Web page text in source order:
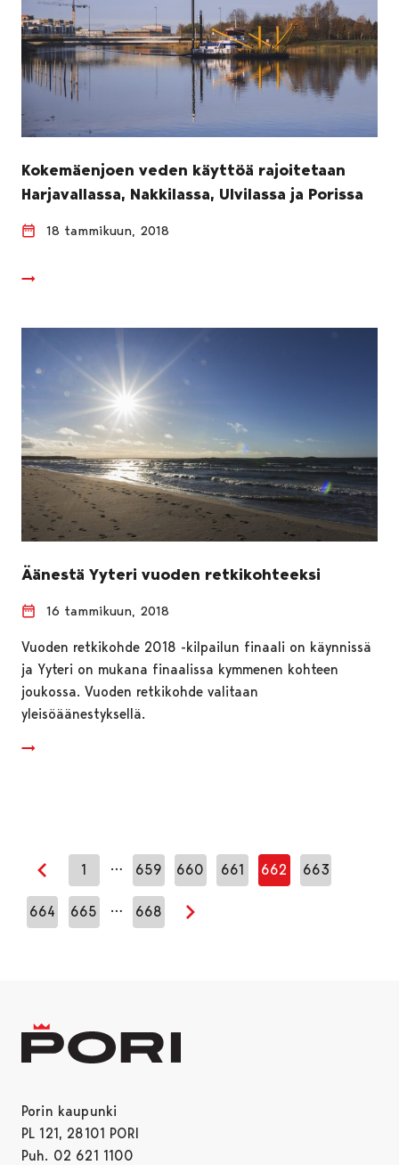
Kokemäenjoen veden käyttöä rajoitetaan
Harjavallassa, Nakkilassa, Ulvilassa ja Porissa
18 tammikuun, 2018
Äänestä Yyteri vuoden retkikohteeksi
16 tammikuun, 2018
Vuoden retkikohde 2018 -kilpailun finaali on käynnissä
ja Yyteri on mukana finaalissa kymmenen kohteen
joukossa. Vuoden retkikohde valitaan
yleisöäänestyksellä.
Edellinen sivu
1 … 659 660 661 662 663
664 665 … 668
Seuraava sivu
Porin kaupunki
PL 121, 28101 PORI
Puh. 02 621 1100